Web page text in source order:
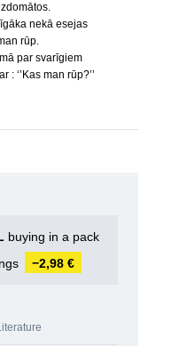
nekā esejas
rūp.
par svarīgiem
‘’Kas man rūp?’’
buying in a pack
−2,98 €